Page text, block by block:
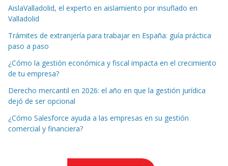
AislaValladolid, el experto en aislamiento por insuflado en
Valladolid
Trámites de extranjería para trabajar en España: guía práctica
paso a paso
¿Cómo la gestión económica y fiscal impacta en el crecimiento
de tu empresa?
Derecho mercantil en 2026: el año en que la gestión jurídica
dejó de ser opcional
¿Cómo Salesforce ayuda a las empresas en su gestión
comercial y financiera?